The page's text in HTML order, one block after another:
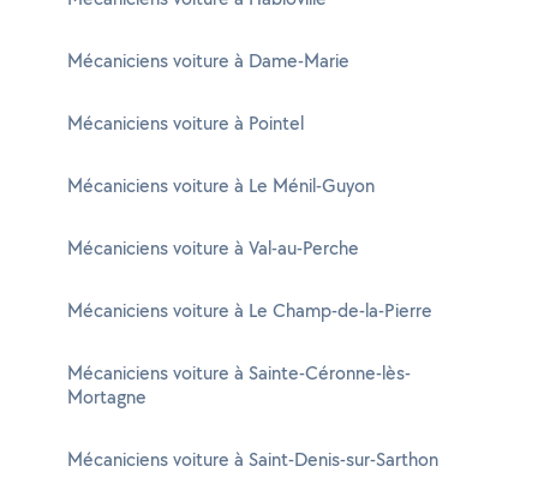
Mécaniciens voiture à Dame-Marie
Mécaniciens voiture à Pointel
Mécaniciens voiture à Le Ménil-Guyon
Mécaniciens voiture à Val-au-Perche
Mécaniciens voiture à Le Champ-de-la-Pierre
Mécaniciens voiture à Sainte-Céronne-lès-
Mortagne
Mécaniciens voiture à Saint-Denis-sur-Sarthon